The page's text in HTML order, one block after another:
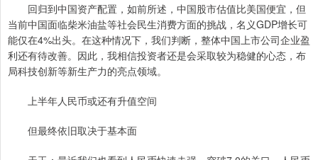
回归到中国资产配置，如前所述，中国股市估值比美国便宜，但
当前中国面临柴米油盐等社会民生消费方面的挑战，名义GDP增长可
能仅在4%出头。在这种情况下，我们判断，整体中国上市公司企业盈
利还有待改善。因此，我相信投资者还是会采取较为稳健的心态，布
局科技创新等新生产力的亮点领域。
上半年人民币或还有升值空间
但最终依旧取决于基本面